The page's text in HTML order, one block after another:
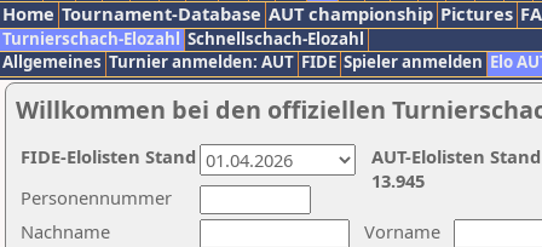
Home Tournament-Database AUT championship Pictures
Turnierschach-Elozahl Schnellschach-Elozahl
Allgemeines Turnier anmelden: AUT FIDE Spieler anmelden Elo
Willkommen bei den offiziellen
Nachname
Vorname
Personennummer
AUT-Elolisten
13.945
FIDE-Elolisten Stand